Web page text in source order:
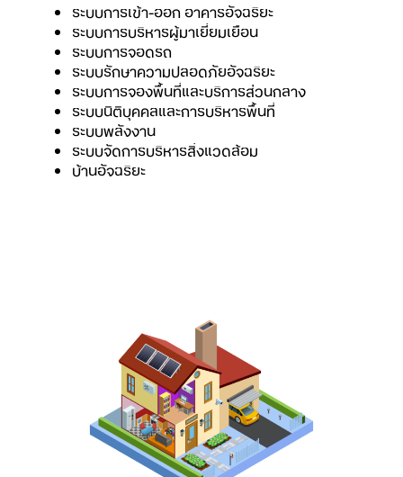
ระบบการเข้า-ออก อาคารอัจฉริยะ
ระบบการบริหารผู้มาเยี่ยมเยือน
ระบบการจอดรถ
ระบบรักษาความปลอดภัยอัจฉริยะ
ระบบการจองพื้นที่และบริการส่วนกลาง
ระบบนิติบุคคลและการบริหารพื้นที่
ระบบพลังงาน
ระบบจัดการบริหารสิ่งแวดล้อม
บ้านอัจฉริยะ